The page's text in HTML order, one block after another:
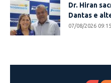
Dr. Hiran
Dantas e
07/08/2026 09:15